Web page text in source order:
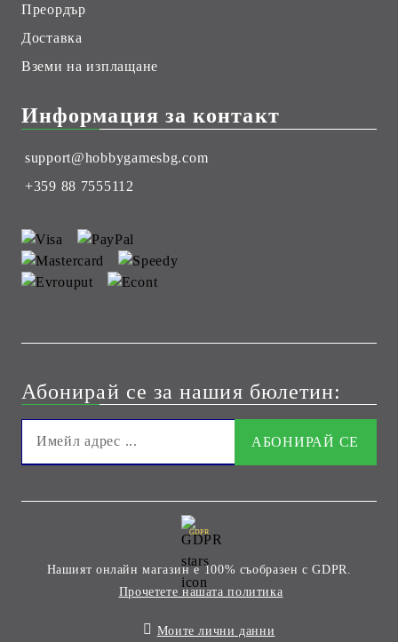
Преордър
Доставка
Вземи на изплащане
Информация за контакт
support@hobbygamesbg.com
+359 88 7555112
Абонирай се за нашия бюлетин:
GDPR
Нашият онлайн магазин е 100% съобразен с GDPR.
Прочетете нашата политика
Моите лични данни